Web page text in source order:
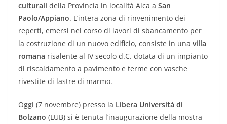
culturali della Provincia in località Aica a San
Paolo/Appiano. L’intera zona di rinvenimento dei
reperti, emersi nel corso di lavori di sbancamento per
la costruzione di un nuovo edificio, consiste in una villa
romana risalente al IV secolo d.C. dotata di un impianto
di riscaldamento a pavimento e terme con vasche
rivestite di lastre di marmo.
Oggi (7 novembre) presso la Libera Università di
Bolzano (LUB) si è tenuta l’inaugurazione della mostra